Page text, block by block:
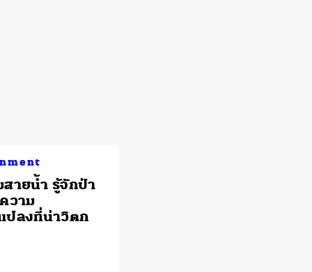
สายน้ำ รู้จักป่า
วาม
ปลงที่น่าวิตก